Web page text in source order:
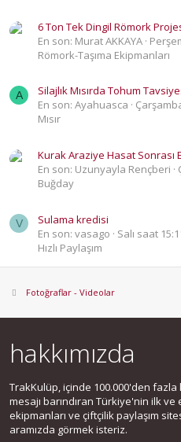
6 Ton Tek Dingil Römork
En son: Murat AKKAYA
Römork-Taşıma Ekipmanları
A
Silajlık Mısırda Tohum
En son: Ayahuasca
Mısır
Kurak Araziye Hasat Sonrası
En son: Uzunyayla Rençberi
Buğday
V
Sulama kredisi
En son: vasago
Salı saat
Hızlı Paylaşım
Fotoğraflar - Videolar
hakkımızda
TrakKulüp, içinde 100.000'den
mesajı barındıran Türkiye'nin ilk
ekipmanları ve çiftçilik paylaşım
aramızda görmek isteriz.